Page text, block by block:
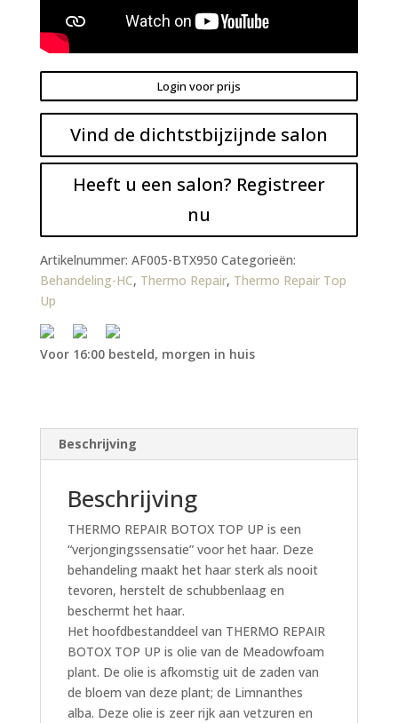
Login voor prijs
Vind de dichtstbijzijnde salon
Heeft u een salon? Registreer
nu
Artikelnummer: AF005-BTX950 Categorieën:
Behandeling-HC, Thermo Repair, Thermo Repair Top
Up
Voor 16:00 besteld, morgen in huis
Beschrijving
Beschrijving
THERMO REPAIR BOTOX TOP UP is een
“verjongingssensatie” voor het haar. Deze
behandeling maakt het haar sterk als nooit
tevoren, herstelt de schubbenlaag en
beschermt het haar.
Het hoofdbestanddeel van THERMO REPAIR
BOTOX TOP UP is olie van de Meadowfoam
plant. De olie is afkomstig uit de zaden van
de bloem van deze plant; de Limnanthes
alba. Deze olie is zeer rijk aan vetzuren en